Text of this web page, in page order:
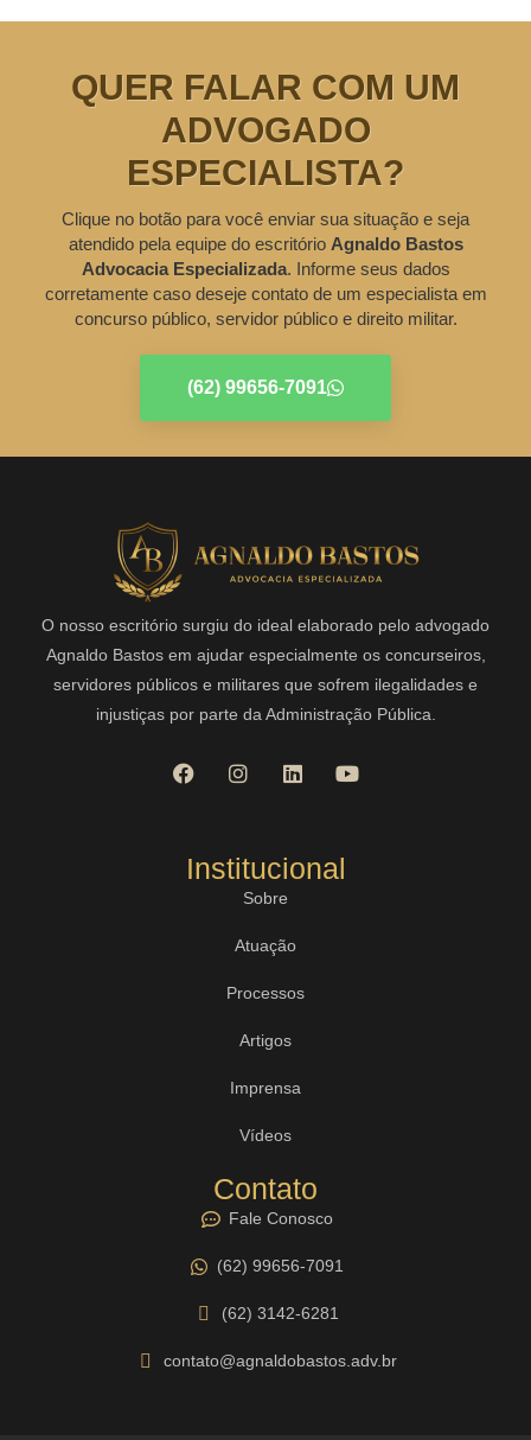
QUER FALAR COM UM
ADVOGADO
ESPECIALISTA?
Clique no botão para você enviar sua situação e seja
atendido pela equipe do escritório Agnaldo Bastos
Advocacia Especializada. Informe seus dados
corretamente caso deseje contato de um especialista em
concurso público, servidor público e direito militar.
(62) 99656-7091
O nosso escritório surgiu do ideal elaborado pelo advogado
Agnaldo Bastos em ajudar especialmente os concurseiros,
servidores públicos e militares que sofrem ilegalidades e
injustiças por parte da Administração Pública.
Institucional
Sobre
Atuação
Processos
Artigos
Imprensa
Vídeos
Contato
Fale Conosco
(62) 99656-7091
(62) 3142-6281
contato@agnaldobastos.adv.br